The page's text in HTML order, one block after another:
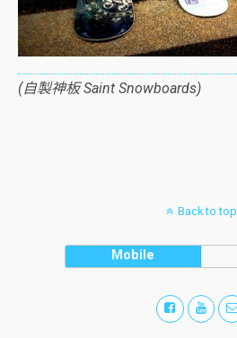
(自製神板 Saint Snowboards)
Back to top
Mobile